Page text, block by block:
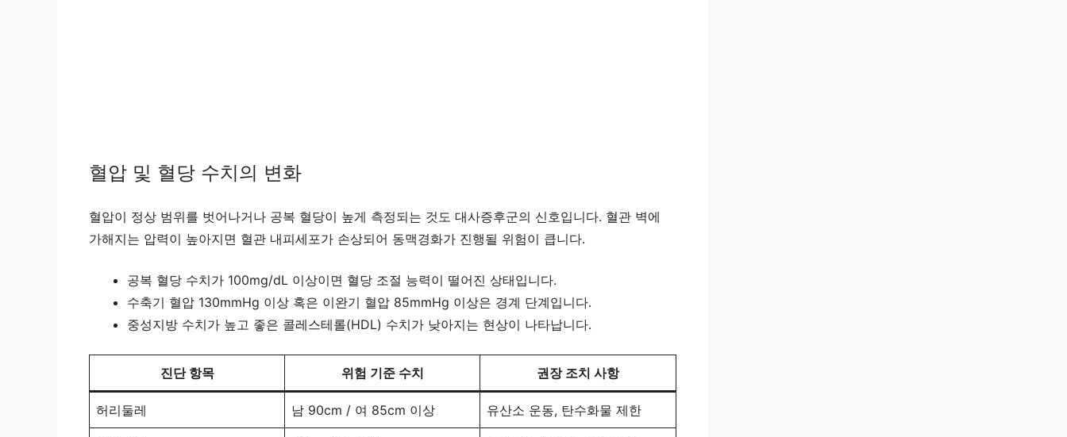
혈압 및 혈당 수치의 변화
혈압이 정상 범위를 벗어나거나 공복 혈당이 높게 측정되는 것도 대사증후군의 신호입니다. 혈관 벽에
가해지는 압력이 높아지면 혈관 내피세포가 손상되어 동맥경화가 진행될 위험이 큽니다.
공복 혈당 수치가 100mg/dL 이상이면 혈당 조절 능력이 떨어진 상태입니다.
수축기 혈압 130mmHg 이상 혹은 이완기 혈압 85mmHg 이상은 경계 단계입니다.
중성지방 수치가 높고 좋은 콜레스테롤(HDL) 수치가 낮아지는 현상이 나타납니다.
진단 항목 위험 기준 수치 권장 조치 사항
허리둘레 남 90cm / 여 85cm 이상 유산소 운동, 탄수화물 제한